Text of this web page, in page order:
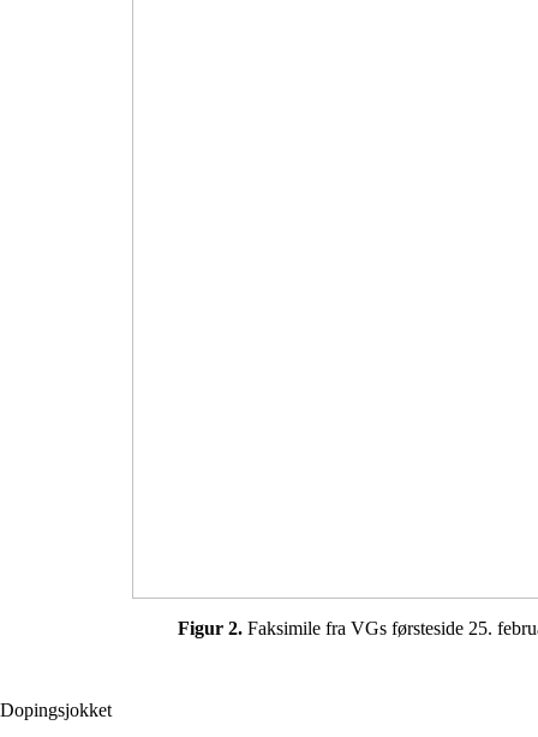
Figur 2.Faksimile fra VGs førsteside 25.
Dopingsjokket